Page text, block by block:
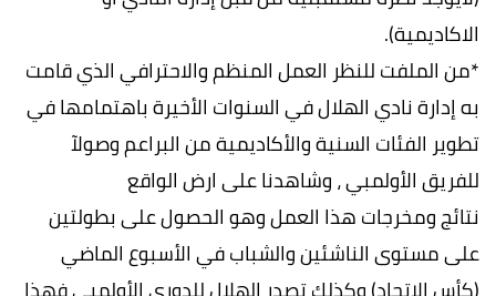
الاكاديمية).
*من الملفت للنظر العمل المنظم والاحترافي الذي قامت
به إدارة نادي الهلال في السنوات الأخيرة باهتمامها في
تطوير الفئات السنية والأكاديمية من البراعم وصولآ
للفريق الأولمبي ، وشاهدنا على ارض الواقع
نتائج ومخرجات هذا العمل وهو الحصول على بطولتين
على مستوى الناشئين والشباب في الأسبوع الماضي